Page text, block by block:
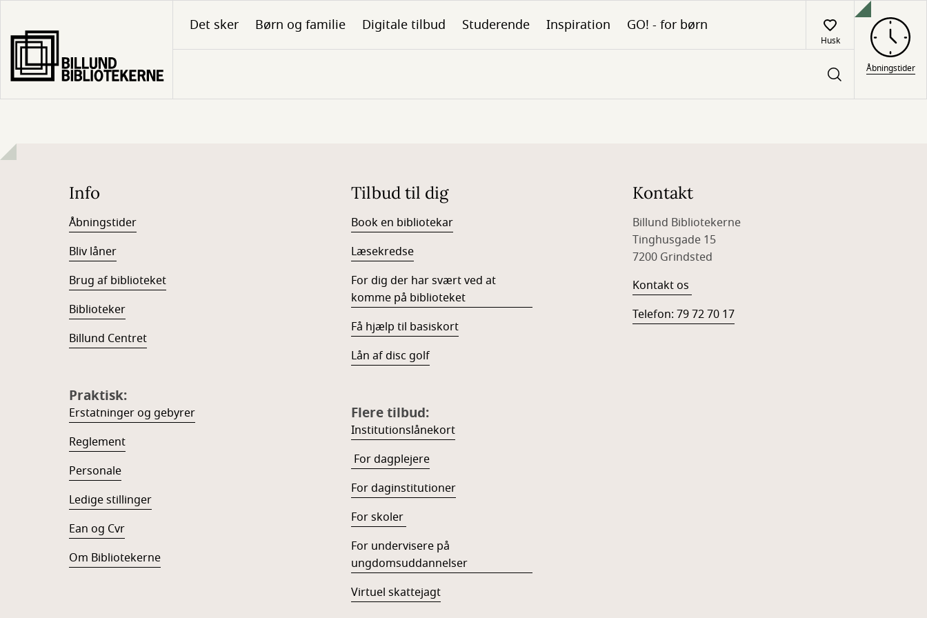
hovedindhold
Det sker Børn og familie Digitale tilbud Studerende Inspiration GO! - for børn
Husk
Åbningstider
Info
Åbningstider
Bliv låner
Brug af biblioteket
Biblioteker
Billund Centret
Praktisk:
Erstatninger og gebyrer
Reglement
Personale
Ledige stillinger
Ean og Cvr
Om Bibliotekerne
Tilbud til dig
Book en bibliotekar
Læsekredse
For dig der har svært ved at
komme på biblioteket
Få hjælp til basiskort
Lån af disc golf
Flere tilbud:
Institutionslånekort
For dagplejere
For daginstitutioner
For skoler
For undervisere på
ungdomsuddannelser
Virtuel skattejagt
Kontakt
Billund Bibliotekerne
Tinghusgade 15
7200 Grindsted
Kontakt os
Telefon: 79 72 70 17